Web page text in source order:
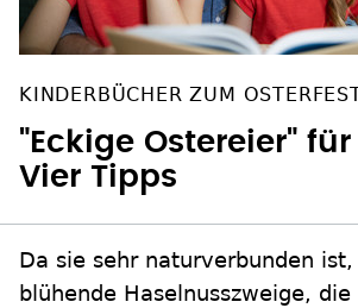
KINDERBÜCHER ZUM
"Eckige Ostereier"
Vier Tipps
Da sie sehr naturverbunden
blühende Haselnusszweige, die